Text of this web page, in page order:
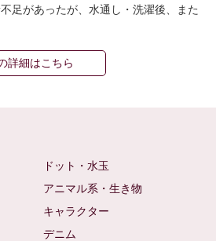
足があったが、水通し・洗濯後、また
詳細はこちら
ドット・水玉
アニマル系・生き物
キャラクター
デニム